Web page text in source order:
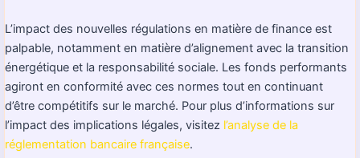
L’impact des nouvelles régulations en matière de finance est
palpable, notamment en matière d’alignement avec la transition
énergétique et la responsabilité sociale. Les fonds performants
agiront en conformité avec ces normes tout en continuant
d’être compétitifs sur le marché. Pour plus d’informations sur
l’impact des implications légales, visitez l’analyse de la
réglementation bancaire française.